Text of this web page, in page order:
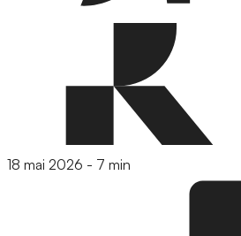
18 mai 2026 - 7 min